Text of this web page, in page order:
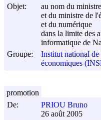
Objet:
au nom du
et du ministre de
et du numérique
dans la limite des
informatique de
Groupe:
Institut national de
économiques
De:
PRIOU Bruno
26 août 2005
promotion